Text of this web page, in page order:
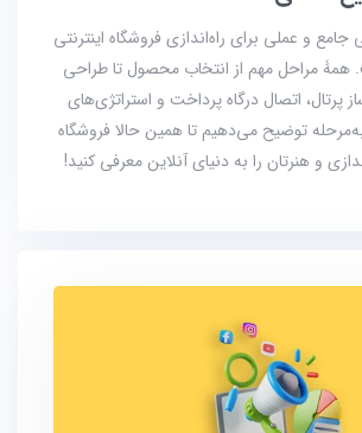
جامع و عملی برای راه‌اندازی فروشگاه اینترنتی
مراحل مهم از انتخاب محصول تا طراحی
پرتال، اتصال درگاه پرداخت و استراتژی‌های
توضیح می‌دهیم تا همین حالا فروشگاه
و هنرتان را به دنیای آنلاین معرفی کنید!